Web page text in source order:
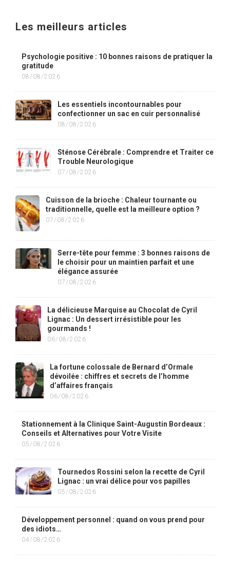
Les meilleurs articles
Psychologie positive : 10 bonnes raisons de pratiquer la
gratitude
08/08/2026
Les essentiels incontournables pour
confectionner un sac en cuir personnalisé
08/08/2026
Sténose Cérébrale : Comprendre et Traiter ce
Trouble Neurologique
07/08/2026
Cuisson de la brioche : Chaleur tournante ou
traditionnelle, quelle est la meilleure option ?
07/08/2026
Serre-tête pour femme : 3 bonnes raisons de
le choisir pour un maintien parfait et une
élégance assurée
07/08/2026
La délicieuse Marquise au Chocolat de Cyril
Lignac : Un dessert irrésistible pour les
gourmands !
06/08/2026
La fortune colossale de Bernard d’Ormale
dévoilée : chiffres et secrets de l’homme
d’affaires français
06/08/2026
Stationnement à la Clinique Saint-Augustin Bordeaux :
Conseils et Alternatives pour Votre Visite
05/08/2026
Tournedos Rossini selon la recette de Cyril
Lignac : un vrai délice pour vos papilles
05/08/2026
Développement personnel : quand on vous prend pour
des idiots…
04/08/2026